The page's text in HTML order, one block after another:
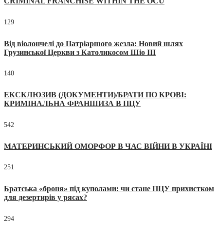
129
Від віолончелі до Патріаршого жезла: Новий шлях
Грузинської Церкви з Католикосом Шіо III
140
ЕКСКЛЮЗИВ (ДОКУМЕНТИ)/БРАТИ ПО КРОВІ:
КРИМІНАЛЬНА ФРАНШИЗА В ПЦУ
542
МАТЕРИНСЬКИЙ ОМОРФОР В ЧАС ВІЙНИ В УКРАЇНІ
251
Братська «броня» під куполами: чи стане ПЦУ прихистком
для дезертирів у рясах?
294